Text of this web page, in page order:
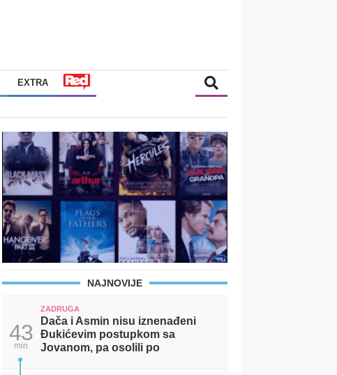
EXTRA
NAJNOVIJE
43
min
ZADRUGA
Dača i Asmin nisu iznenađeni
Đukićevim postupkom sa
Jovanom, pa osolili po